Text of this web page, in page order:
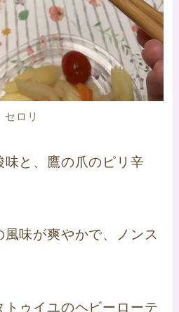
セロリ
と、鷹の爪のピリ辛
味が爽やかで、ノンス
ゥイユのヘビーローテ